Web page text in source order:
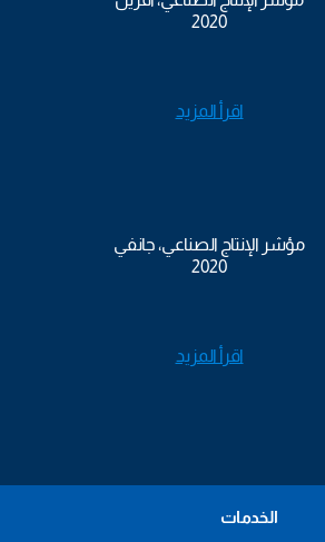
2020
اقرأ المزيد
مؤشر الإنتاج الصناعي، جانفي
2020
اقرأ المزيد
الخدمات